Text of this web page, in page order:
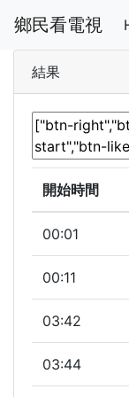
鄉民看電視
結果
開始時間
00:01
00:11
03:42
03:44